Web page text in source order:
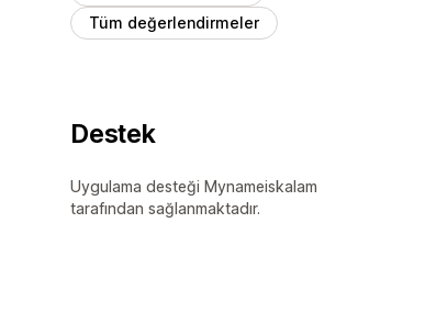
Tüm değerlendirmeler
Destek
Uygulama desteği Mynameiskalam
tarafından sağlanmaktadır.